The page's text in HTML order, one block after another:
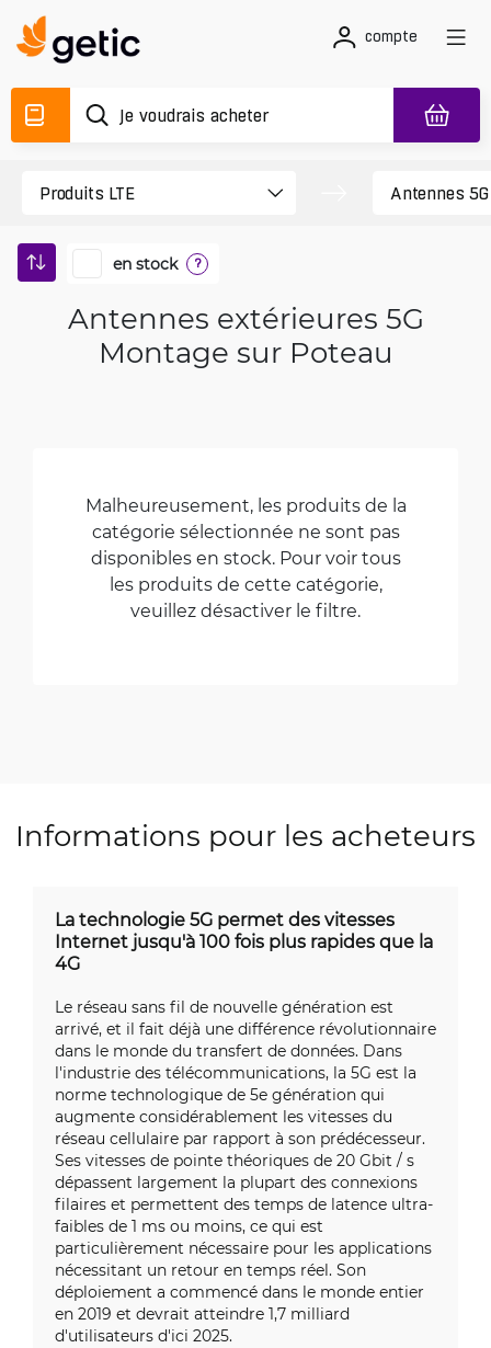
compte
en stock ?
Antennes extérieures 5G
Montage sur Poteau
Malheureusement, les produits de la
catégorie sélectionnée ne sont pas
disponibles en stock. Pour voir tous
les produits de cette catégorie,
veuillez désactiver le filtre.
Informations pour les acheteurs
La technologie 5G permet des vitesses
Internet jusqu'à 100 fois plus rapides que la
4G
Le réseau sans fil de nouvelle génération est
arrivé, et il fait déjà une différence révolutionnaire
dans le monde du transfert de données. Dans
l'industrie des télécommunications, la 5G est la
norme technologique de 5e génération qui
augmente considérablement les vitesses du
réseau cellulaire par rapport à son prédécesseur.
Ses vitesses de pointe théoriques de 20 Gbit / s
dépassent largement la plupart des connexions
filaires et permettent des temps de latence ultra-
faibles de 1 ms ou moins, ce qui est
particulièrement nécessaire pour les applications
nécessitant un retour en temps réel. Son
déploiement a commencé dans le monde entier
en 2019 et devrait atteindre 1,7 milliard
d'utilisateurs d'ici 2025.